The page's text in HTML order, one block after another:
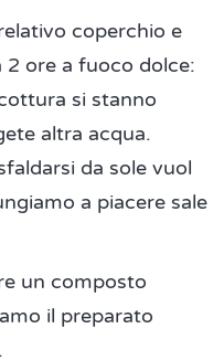
coperchio e
ore a fuoco dolce:
si stanno
altra acqua.
da sole vuol
a piacere sale
un composto
il preparato